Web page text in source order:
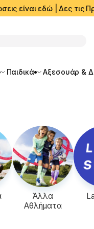
είναι εδώ | Δες τις
Παιδικά
Αξεσουάρ &
Άλλα
Αθλήματα